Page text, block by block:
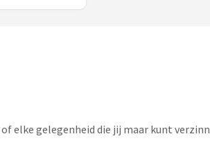
elke gelegenheid die jij maar kunt